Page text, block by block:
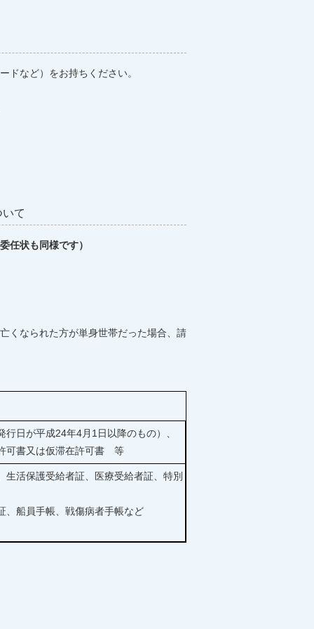
など）をお持ちください。
て
任状も同様です）
くなられた方が単身世帯だった場合、請
日が平成24年4月1日以降のもの）、
可書又は仮滞在許可書 等
活保護受給者証、医療受給者証、特別
、船員手帳、戦傷病者手帳など